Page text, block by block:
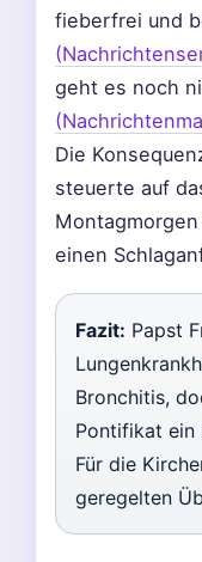
fieberfrei und
geht es noch
Die
steuerte auf
einen
Fazit: Papst
Bronchitis,
Pontifikat ein
Für die
geregelten